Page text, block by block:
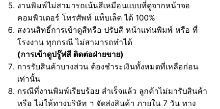
งานพิมพ์ไม่สามารถเน้นสีเหมือนแบบที่ดูจากหน้าจอ
คอมพิวเตอร์ โทรศัพท์ แท็บเล็ต ได้ 100%
สงวนสิทธิ์การเข้าดูสีหรือ ปรับสี หน้าแท่นพิมพ์ หรือ ที่
โรงงาน ทุกกรณี ไม่สามารถทำได้
(การเข้าดูปรู๊ฟสี ติดต่อฝ่ายขาย)
การรับสินค้าบางส่วน ต้องชำระเงินทั้งหมดที่เหลือก่อน
เท่านั้น
กรณีที่งานพิมพ์เรียบร้อย สำเร็จแล้ว ลูกค้าไม่มารับสินค้า
หรือ ไม่ให้ทางบริษัท ฯ จัดส่งสินค้า ภายใน 7 วัน ทาง